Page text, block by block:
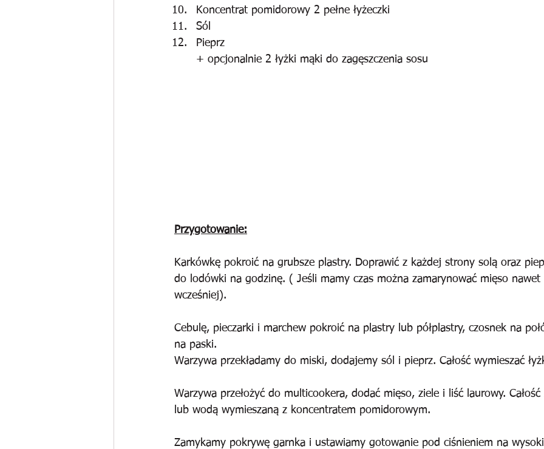
Koncentrat pomidorowy 2 pełne łyżeczki
Sól
Pieprz
+ opcjonalnie 2 łyżki mąki do zagęszczenia sosu
Przygotowanie:
Karkówkę pokroić na grubsze plastry. Doprawić z każdej strony solą oraz
do lodówki na godzinę. ( Jeśli mamy czas można zamarynować mięso nawet
wcześniej).
Cebulę, pieczarki i marchew pokroić na plastry lub półplastry, czosnek na
na paski.
Warzywa przekładamy do miski, dodajemy sól i pieprz. Całość wymieszać
Warzywa przełożyć do multicookera, dodać mięso, ziele i liść laurowy.
lub wodą wymieszaną z koncentratem pomidorowym.
Zamykamy pokrywę garnka i ustawiamy gotowanie pod ciśnieniem na